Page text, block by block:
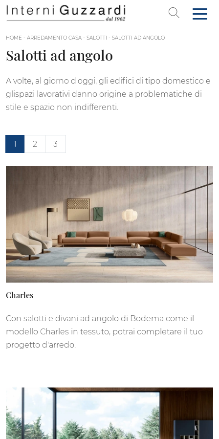
HOME - ARREDAMENTO CASA - SALOTTI - SALOTTI AD ANGOLO
Salotti ad angolo
A volte, al giorno d'oggi, gli edifici di tipo domestico e
glispazi lavorativi danno origine a problematiche di
stile e spazio non indifferenti.
1 2 3
Charles
Con salotti e divani ad angolo di Bodema come il
modello Charles in tessuto, potrai completare il tuo
progetto d'arredo.